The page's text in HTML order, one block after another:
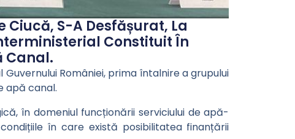
Ciucă, S-A Desfășurat, La
Constituit În
Canal.
României, prima întalnire a grupului
apă canal.
în domeniul funcționării serviciului de apă-
în care există posibilitatea finanțării